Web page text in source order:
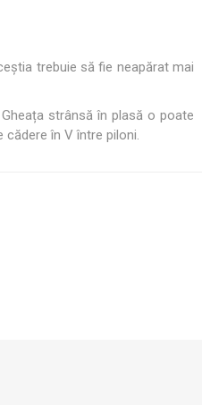
trebuie să fie neapărat mai
strânsă în plasă o poate
în V între piloni.